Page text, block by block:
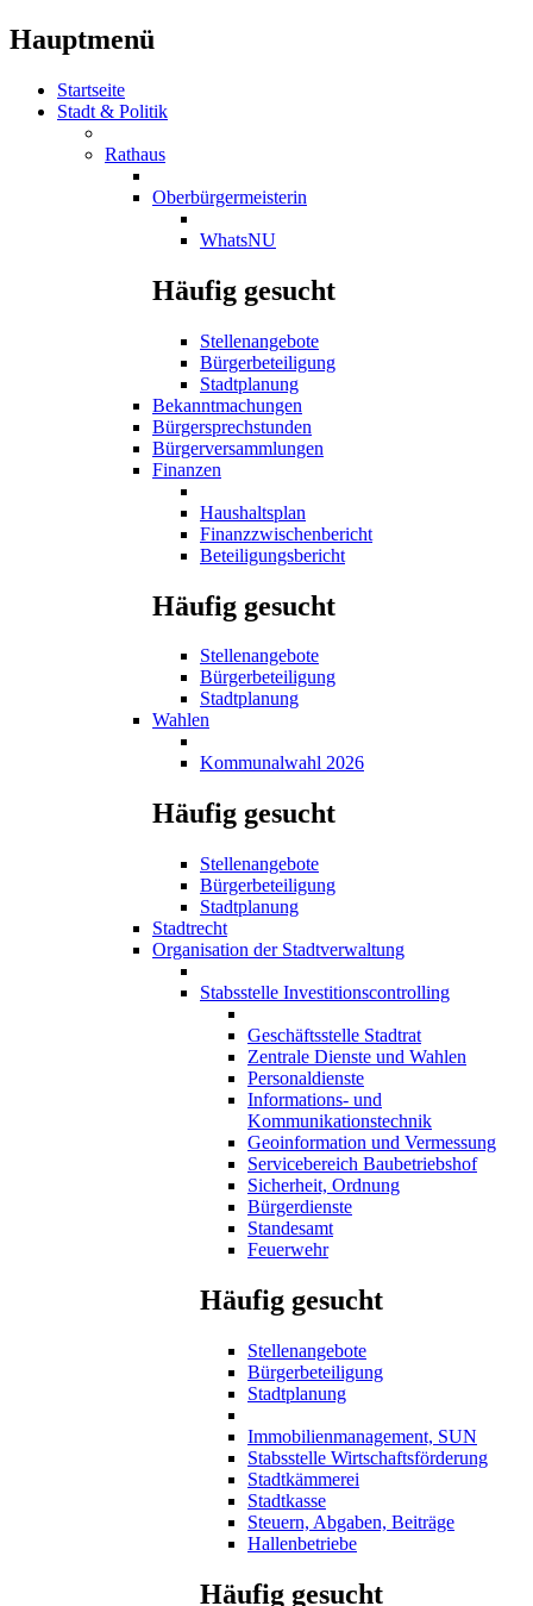
Hauptmenü
Startseite
Stadt & Politik
Rathaus
Oberbürgermeisterin
WhatsNU
Häufig gesucht
Stellenangebote
Bürgerbeteiligung
Stadtplanung
Bekanntmachungen
Bürgersprechstunden
Bürgerversammlungen
Finanzen
Haushaltsplan
Finanzzwischenbericht
Beteiligungsbericht
Häufig gesucht
Stellenangebote
Bürgerbeteiligung
Stadtplanung
Wahlen
Kommunalwahl 2026
Häufig gesucht
Stellenangebote
Bürgerbeteiligung
Stadtplanung
Stadtrecht
Organisation der Stadtverwaltung
Stabsstelle Investitionscontrolling
Geschäftsstelle Stadtrat
Zentrale Dienste und Wahlen
Personaldienste
Informations- und
Kommunikationstechnik
Geoinformation und Vermessung
Servicebereich Baubetriebshof
Sicherheit, Ordnung
Bürgerdienste
Standesamt
Feuerwehr
Häufig gesucht
Stellenangebote
Bürgerbeteiligung
Stadtplanung
Immobilienmanagement, SUN
Stabsstelle Wirtschaftsförderung
Stadtkämmerei
Stadtkasse
Steuern, Abgaben, Beiträge
Hallenbetriebe
Häufig gesucht